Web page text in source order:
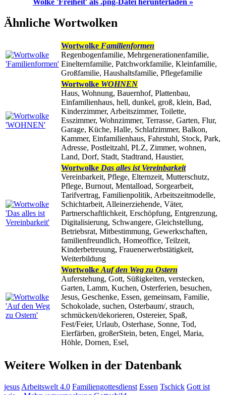
Ähnliche Wortwolken
Wortwolke Familienformen
Regenbogenfamilie, Mehrgenerationenfamilie,
Einelternfamilie, Patchworkfamilie, Kleinfamilie,
Großfamilie, Haushaltsfamilie, Pflegefamilie
Wortwolke WOHNEN
Haus, Wohnung, Bauernhof, Plattenbau,
Einfamilienhaus, hell, dunkel, groß, klein, Bad,
Kinderzimmer, Arbeitszimmer, Toilette,
Esszimmer, Wohnzimmer, Terrasse, Garten, Flur,
Garage, Küche, Halle, Schlafzimmer, Balkon,
Kammer, Einfamilienhaus, Fahrstuhl, Stock, Park,
Adresse, Postleitzahl, PLZ, Zimmer, wohnen,
Land, Dorf, Stadt, Stadtrand, Haustier,
Wortwolke Das alles ist Vereinbarkeit
Vereinbarkeit, Pflege, Elternzeit, Mutterschutz,
Pflege, Burnout, Mentalload, Sorgearbeit,
Tarifvertrag, Familienpolitik, Arbeitszeitmodelle,
Schichtarbeit, Alleinerziehende, Väter,
Partnerschaftlichkeit, Erschöpfung, Entgrenzung,
Digitalisierung, Schwangere, Gleichstellung,
Betriebsrat, Mitbestimmung, Gewerkschaften,
familienfreundlich, Homeoffice, Teilzeit,
Kinderbetreuung, Frauenerwerbstätigkeit,
Weiterbildung
Wortwolke Auf den Weg zu Ostern
Auferstehung, Gott, Süßigkeiten, verstecken,
Garten, Lamm, Kuchen, Osterferien, besuchen,
Jesus, Geschenke, Essen, gemeinsam, Familie,
Schokolade, suchen, Osterbaum/, strauch,
schmücken/dekorieren, Ostereier, Spaß,
Fest/Feier, Urlaub, Osterhase, Sonne, Tod,
Eierfärben, großerStein, beten, Engel, Maria,
Höhle, Dornen, Esel,
Weitere Wolken in der Datenbank
jesus Arbeitswelt 4.0 Familiengottesdienst Essen Tschick Gott ist